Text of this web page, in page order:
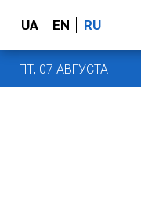
UA EN RU
ПТ, 07 АВГУСТА